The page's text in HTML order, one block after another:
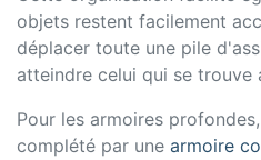
objets restent facilement
déplacer toute une pile
atteindre celui qui se trouve
Pour les armoires
complété par une armoire